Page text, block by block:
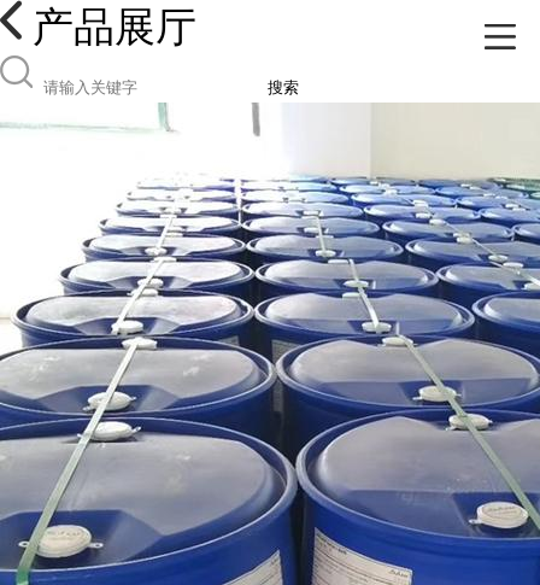
产品展厅
搜索